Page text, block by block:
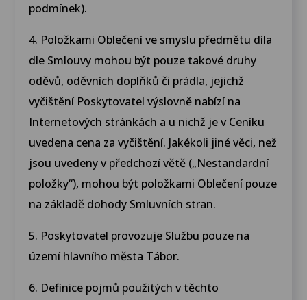
podmínek).
4. Položkami Oblečení ve smyslu předmětu díla
dle Smlouvy mohou být pouze takové druhy
oděvů, oděvních doplňků či prádla, jejichž
vyčištění Poskytovatel výslovně nabízí na
Internetových stránkách a u nichž je v Ceníku
uvedena cena za vyčištění. Jakékoli jiné věci, než
jsou uvedeny v předchozí větě („Nestandardní
položky“), mohou být položkami Oblečení pouze
na základě dohody Smluvních stran.
5. Poskytovatel provozuje Službu pouze na
území hlavního města Tábor.
6. Definice pojmů použitých v těchto